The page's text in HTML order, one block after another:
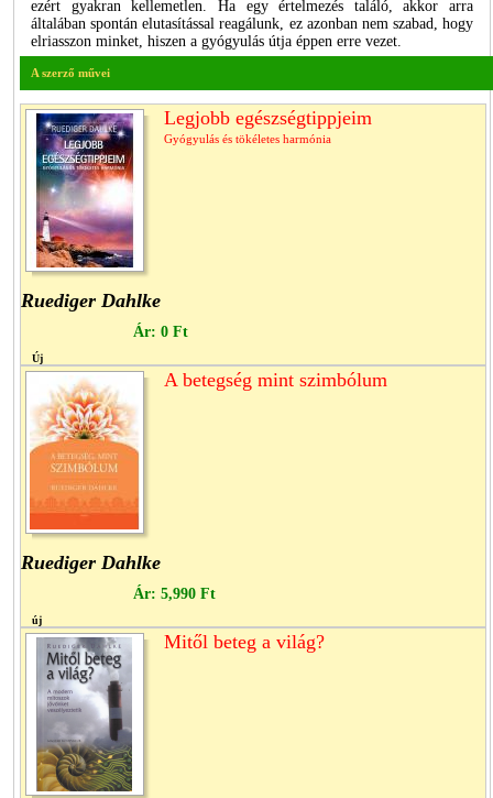
ezért gyakran kellemetlen. Ha egy értelmezés találó, akkor arra
általában spontán elutasítással reagálunk, ez azonban nem szabad, hogy
elriasszon minket, hiszen a gyógyulás útja éppen erre vezet.
A szerző művei
Legjobb egészségtippjeim
Gyógyulás és tökéletes harmónia
Ruediger Dahlke
Ár: 0 Ft
Új
A betegség mint szimbólum
Ruediger Dahlke
Ár: 5,990 Ft
új
Mitől beteg a világ?